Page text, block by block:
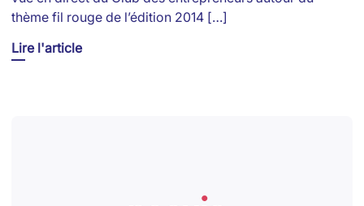
thème fil rouge de l’édition 2014 […]
Lire l'article